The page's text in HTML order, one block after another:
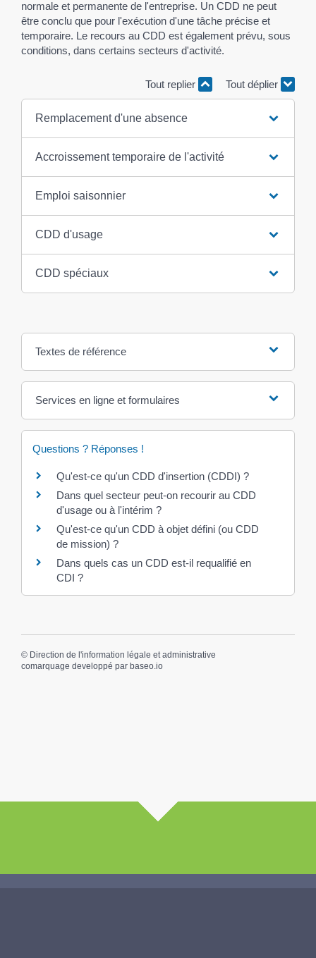
normale et permanente de l'entreprise. Un CDD ne peut
être conclu que pour l'exécution d'une tâche précise et
temporaire. Le recours au CDD est également prévu, sous
conditions, dans certains secteurs d'activité.
Tout replier Tout déplier
Remplacement d'une absence
Accroissement temporaire de l'activité
Emploi saisonnier
CDD d'usage
CDD spéciaux
Textes de référence
Services en ligne et formulaires
Questions ? Réponses !
Qu'est-ce qu'un CDD d'insertion (CDDI) ?
Dans quel secteur peut-on recourir au CDD
d'usage ou à l'intérim ?
Qu'est-ce qu'un CDD à objet défini (ou CDD
de mission) ?
Dans quels cas un CDD est-il requalifié en
CDI ?
© Direction de l'information légale et administrative
comarquage developpé par baseo.io